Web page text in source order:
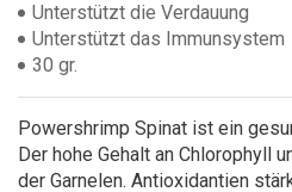
Unterstützt die Verdauung
Unterstützt das Immunsystem
30 gr.
Powershrimp Spinat ist ein
Der hohe Gehalt an Chlorophyll
der Garnelen. Antioxidantien